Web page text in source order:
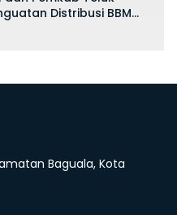
Distribusi BBM
Baguala, Kota